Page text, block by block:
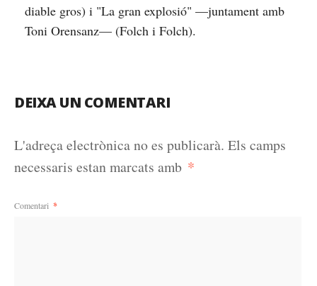
diable gros) i "La gran explosió" —juntament amb
Toni Orensanz— (Folch i Folch).
DEIXA UN COMENTARI
L'adreça electrònica no es publicarà. Els camps
necessaris estan marcats amb *
Comentari *